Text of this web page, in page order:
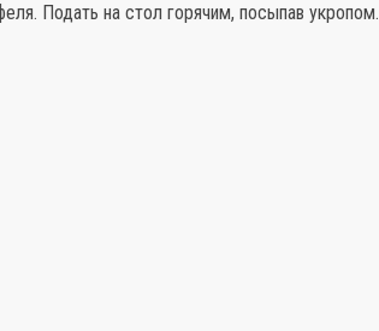
Подать на стол горячим, посыпав укропом.